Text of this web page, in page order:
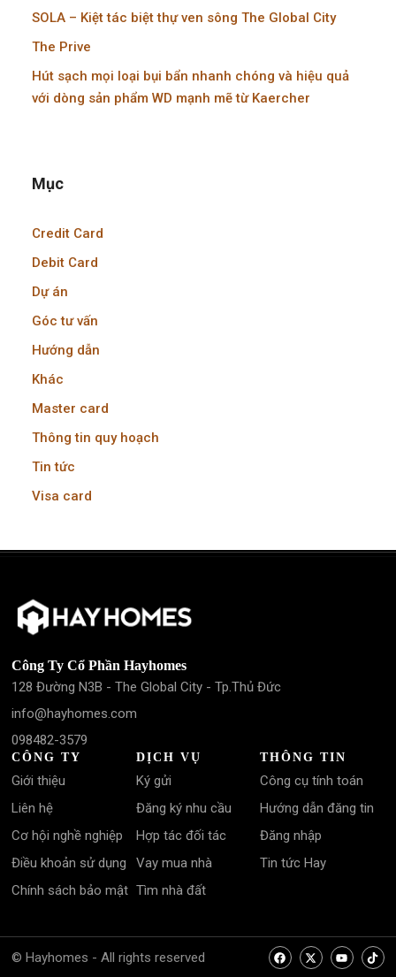
SOLA – Kiệt tác biệt thự ven sông The Global City
The Prive
Hút sạch mọi loại bụi bẩn nhanh chóng và hiệu quả
với dòng sản phẩm WD mạnh mẽ từ Kaercher
Mục
Credit Card
Debit Card
Dự án
Góc tư vấn
Hướng dẫn
Khác
Master card
Thông tin quy hoạch
Tin tức
Visa card
Công Ty Cổ Phần Hayhomes
128 Đường N3B - The Global City - Tp.Thủ Đức
info@hayhomes.com
098482-3579
CÔNG TY
Giới thiệu
Liên hệ
Cơ hội nghề nghiệp
Điều khoản sử dụng
Chính sách bảo mật
DỊCH VỤ
Ký gửi
Đăng ký nhu cầu
Hợp tác đối tác
Vay mua nhà
Tìm nhà đất
THÔNG TIN
Công cụ tính toán
Hướng dẫn đăng tin
Đăng nhập
Tin tức Hay
© Hayhomes - All rights reserved